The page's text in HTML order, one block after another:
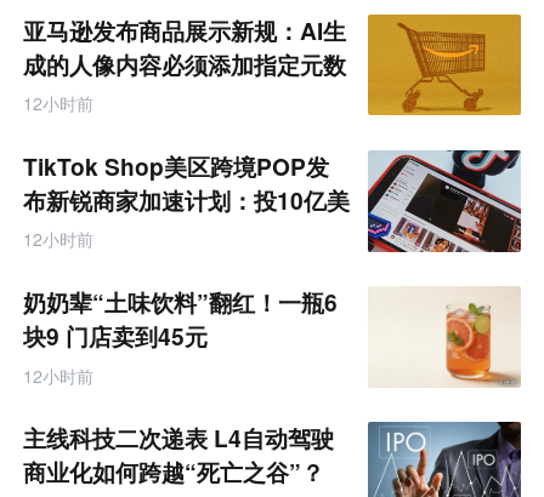
亚马逊发布商品展示新规：AI生
成的人像内容必须添加指定元数
据
12小时前
TikTok Shop美区跨境POP发
布新锐商家加速计划：投10亿美
金资源帮扶四类商家
12小时前
奶奶辈“土味饮料”翻红！一瓶6
块9 门店卖到45元
12小时前
主线科技二次递表 L4自动驾驶
商业化如何跨越“死亡之谷”？